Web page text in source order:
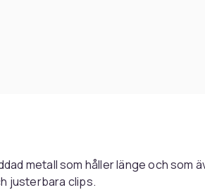
metall som håller länge och som
justerbara clips.